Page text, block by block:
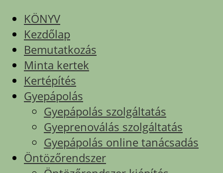
KÖNYV
Kezdőlap
Bemutatkozás
Minta kertek
Kertépítés
Gyepápolás
Gyepápolás szolgáltatás
Gyeprenoválás szolgáltatás
Gyepápolás online tanácsadás
Öntözőrendszer